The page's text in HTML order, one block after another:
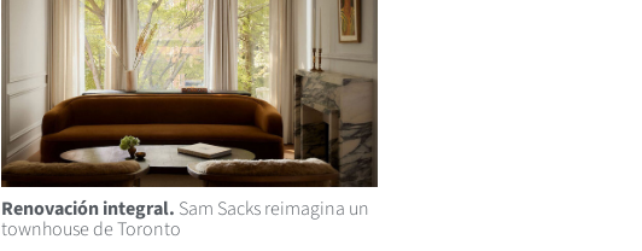
Renovación integral. Sam Sacks reimagina un
townhouse de Toronto